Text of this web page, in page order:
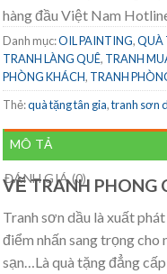
hàng đầu Việt Nam
Danh mục:OIL PAINTING,QUÀ
TRANH LÀNG QUÊ, TRANH
PHÒNG KHÁCH, TRANH
Thẻ:quà tặng tân gia,tranh sơn
MÔ TẢ
ĐÁNH GIÁ (0)
VẼ TRANH PHONG
Tranh sơn dầu là xuất
điểm nhấn sang trọng cho
sạn…Là quà tặng đẳng